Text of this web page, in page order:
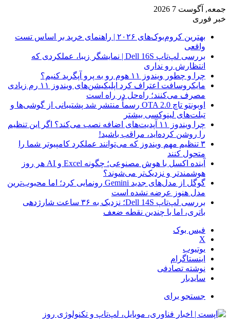
جمعه, آگوست 7 2026
خبر فوری
بهترین کروم‌بوک‌های ۲۰۲۶ | راهنمای خرید بر اساس تست
واقعی
بررسی لپ‌تاپ Dell 16S | نمایشگر زیبا، عملکردی که
انتظارش رو نداری
چرا و چطور ویندوز ۱۱ هوم رو به پرو آپگرید کنیم؟
مایکروسافت اعتراف کرد اپلیکیشن‌های ویندوز ۱۱ رم زیادی
مصرف می‌کنند؛ راه‌حل در راه است
اوبونتو تاچ OTA 2.0 رسماً منتشر شد پشتیبانی از گوشی‌ها و
تبلت‌های لینوکسی بیشتر
چرا ویندوز ۱۱ آپدیت‌های اضافه نصب می‌کند؟ اگر این تنظیم
را روشن کرده‌اید، مراقب باشید!
۳ تنظیم مهم ویندوز که می‌توانند عملکرد کامپیوتر شما را
متحول کنند
آینده اکسل با هوش مصنوعی؛ چگونه Excel و AI هر روز
هوشمندتر و نزدیک‌تر می‌شوند؟
گوگل از مدل‌های جدید Gemini رونمایی کرد؛ اما محبوب‌ترین
مدل هنوز عرضه نشده است
بررسی لپ‌تاپ Dell 14S؛ نزدیک به ۳۶ ساعت شارژدهی
باتری، اما با چندین نقطه ضعف
فیس بوک
X
یوتیوب
اینستاگرام
نوشته تصادفی
سایدبار
جستجو برای